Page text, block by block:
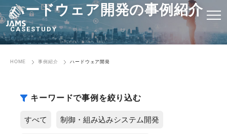
ハードウェア開発の事例紹介
CASESTUDY
HOME 事例紹介 ハードウェア開発
キーワードで事例を絞り込む
すべて 制御・組み込みシステム開発